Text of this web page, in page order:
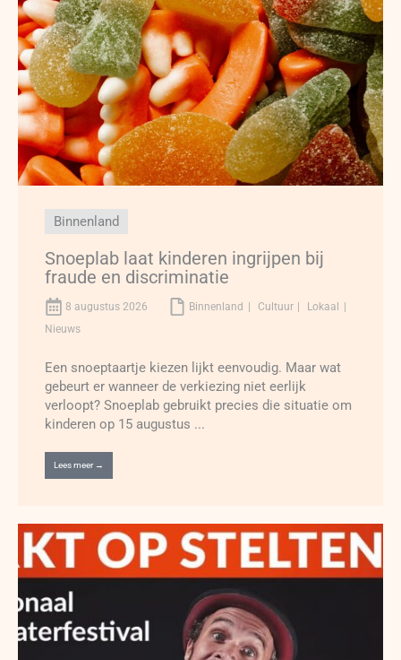
Binnenland
Snoeplab laat kinderen ingrijpen bij
fraude en discriminatie
8 augustus 2026 Binnenland Cultuur
Lokaal
Nieuws
Een snoeptaartje kiezen lijkt eenvoudig. Maar wat
gebeurt er wanneer de verkiezing niet eerlijk
verloopt? Snoeplab gebruikt precies die situatie om
kinderen op 15 augustus ...
Lees meer →